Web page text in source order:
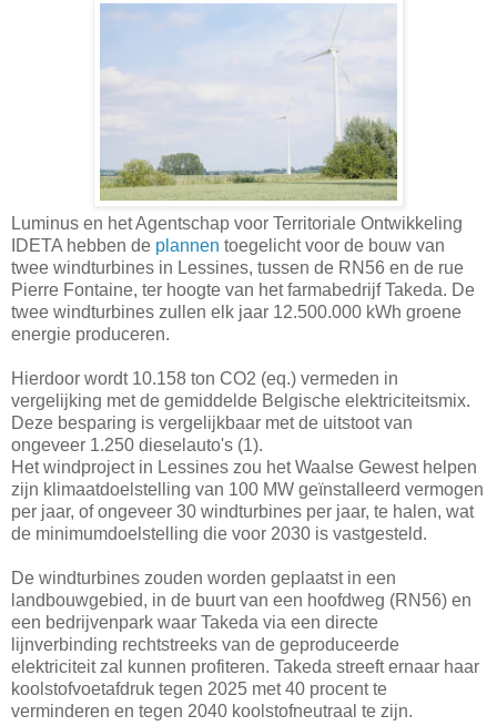
Luminus en het Agentschap voor Territoriale Ontwikkeling
IDETA hebben de plannen toegelicht voor de bouw van
twee windturbines in Lessines, tussen de RN56 en de rue
Pierre Fontaine, ter hoogte van het farmabedrijf Takeda. De
twee windturbines zullen elk jaar 12.500.000 kWh groene
energie produceren.
Hierdoor wordt 10.158 ton CO2 (eq.) vermeden in
vergelijking met de gemiddelde Belgische elektriciteitsmix.
Deze besparing is vergelijkbaar met de uitstoot van
ongeveer 1.250 dieselauto's (1).
Het windproject in Lessines zou het Waalse Gewest helpen
zijn klimaatdoelstelling van 100 MW geïnstalleerd vermogen
per jaar, of ongeveer 30 windturbines per jaar, te halen, wat
de minimumdoelstelling die voor 2030 is vastgesteld.
De windturbines zouden worden geplaatst in een
landbouwgebied, in de buurt van een hoofdweg (RN56) en
een bedrijvenpark waar Takeda via een directe
lijnverbinding rechtstreeks van de geproduceerde
elektriciteit zal kunnen profiteren. Takeda streeft ernaar haar
koolstofvoetafdruk tegen 2025 met 40 procent te
verminderen en tegen 2040 koolstofneutraal te zijn.